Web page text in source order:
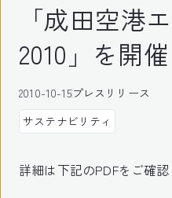
「成田空港
2010」を開
2010-10-15プレスリリース
サステナビリティ
詳細は下記のPDFをご確認